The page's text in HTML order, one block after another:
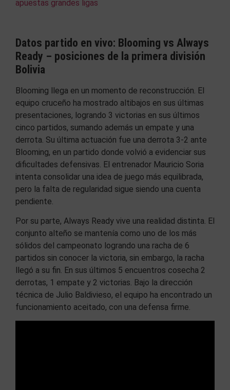
Datos partido en vivo: Blooming vs Always
Ready – posiciones de la primera división
Bolivia
Blooming llega en un momento de reconstrucción. El
equipo cruceño ha mostrado altibajos en sus últimas
presentaciones, logrando 3 victorias en sus últimos
cinco partidos, sumando además un empate y una
derrota. Su última actuación fue una derrota 3-2 ante
Blooming, en un partido donde volvió a evidenciar sus
dificultades defensivas. El entrenador Mauricio Soria
intenta consolidar una idea de juego más equilibrada,
pero la falta de regularidad sigue siendo una cuenta
pendiente.
Por su parte, Always Ready vive una realidad distinta. El
conjunto alteño se mantenía como uno de los más
sólidos del campeonato logrando una racha de 6
partidos sin conocer la victoria, sin embargo, la racha
llegó a su fin. En sus últimos 5 encuentros cosecha 2
derrotas, 1 empate y 2 victorias. Bajo la dirección
técnica de Julio Baldivieso, el equipo ha encontrado un
funcionamiento aceitado, con una defensa firme.